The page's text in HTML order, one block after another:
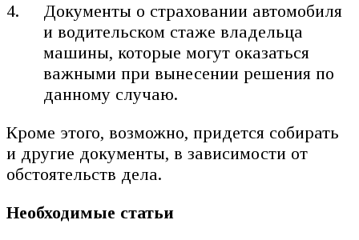
Документы о страховании автомобиля
и водительском стаже владельца
машины, которые могут оказаться
важными при вынесении решения по
данному случаю.
Кроме этого, возможно, придется собирать
и другие документы, в зависимости от
обстоятельств дела.
Необходимые статьи